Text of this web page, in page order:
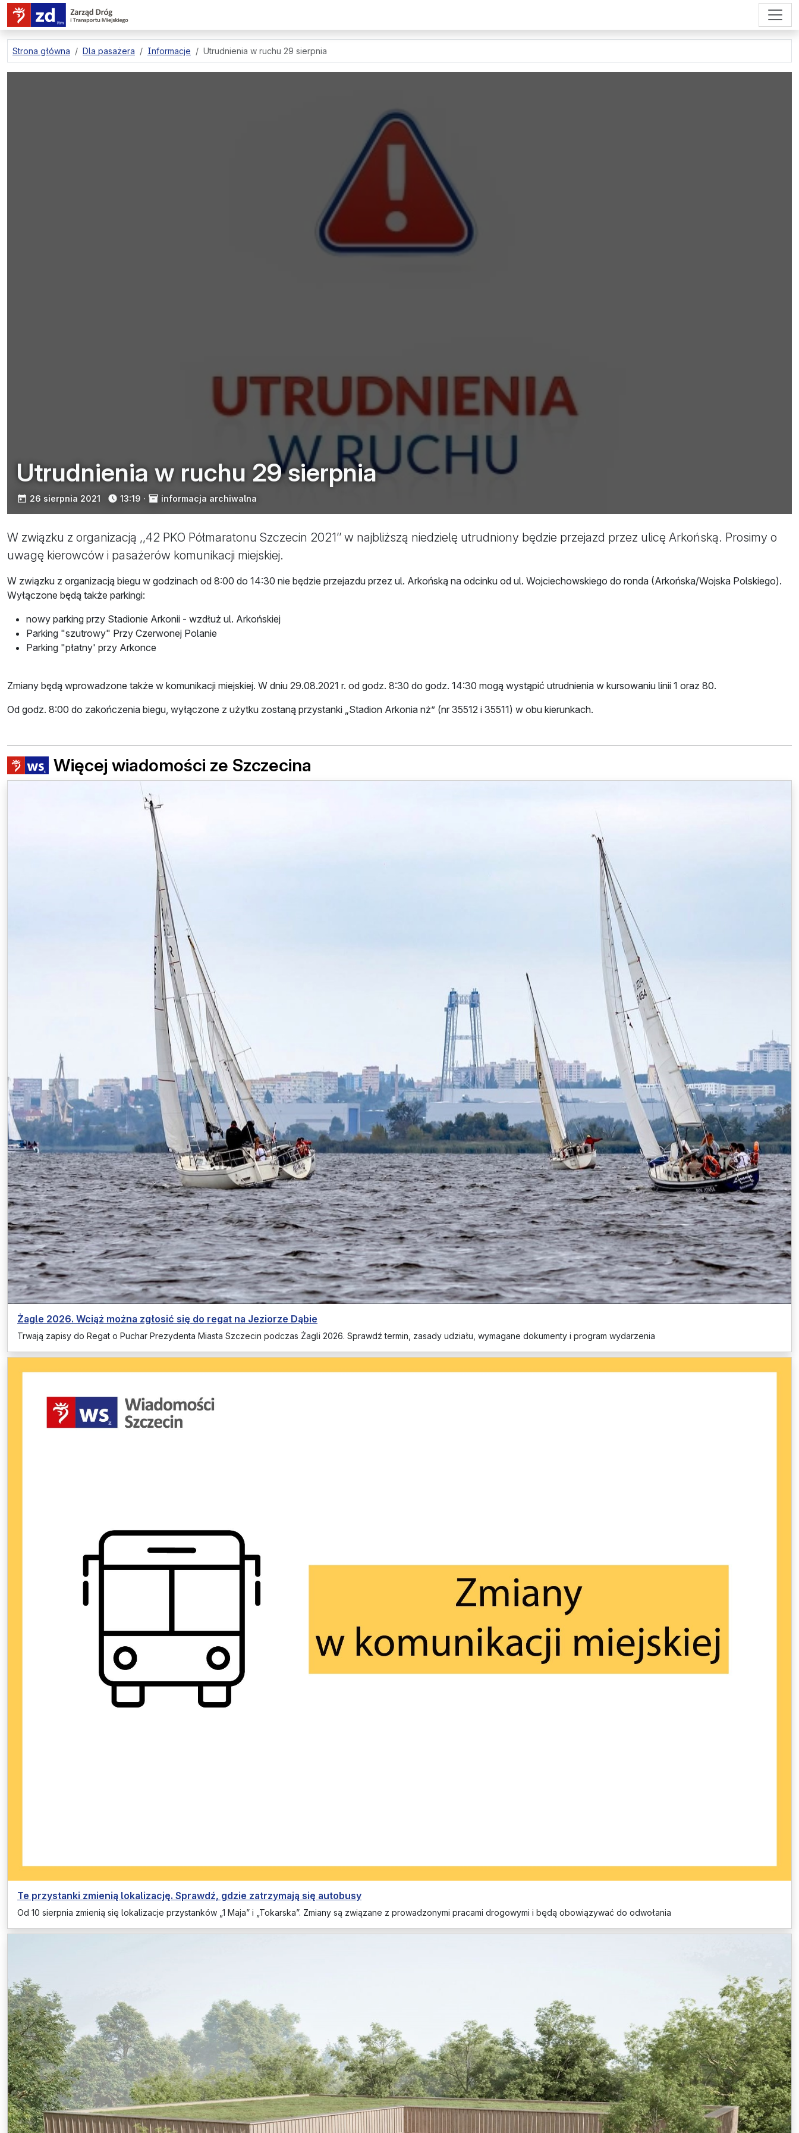
przejdź do treści strony
Strona główna Dla pasażera Informacje Utrudnienia w ruchu 29 sierpnia
Utrudnienia w ruchu 29 sierpnia
opublikowano:
26 sierpnia 2021 13:19 · informacja archiwalna
W związku z organizacją ,,42 PKO Półmaratonu Szczecin 2021’’ w najbliższą niedzielę utrudniony będzie przejazd przez ulicę Arkońską. Prosimy o
uwagę kierowców i pasażerów komunikacji miejskiej.
W związku z organizacją biegu w godzinach od 8:00 do 14:30 nie będzie przejazdu przez ul. Arkońską na odcinku od ul. Wojciechowskiego do ronda (Arkońska/Wojska Polskiego).
Wyłączone będą także parkingi:
nowy parking przy Stadionie Arkonii - wzdłuż ul. Arkońskiej
Parking "szutrowy" Przy Czerwonej Polanie
Parking "płatny' przy Arkonce
Zmiany będą wprowadzone także w komunikacji miejskiej. W dniu 29.08.2021 r. od godz. 8:30 do godz. 14:30 mogą wystąpić utrudnienia w kursowaniu linii 1 oraz 80.
Od godz. 8:00 do zakończenia biegu, wyłączone z użytku zostaną przystanki „Stadion Arkonia nż” (nr 35512 i 35511) w obu kierunkach.
Więcej wiadomości ze Szczecina
Żagle 2026. Wciąż można zgłosić się do regat na Jeziorze Dąbie
Trwają zapisy do Regat o Puchar Prezydenta Miasta Szczecin podczas Żagli 2026. Sprawdź termin, zasady udziału, wymagane dokumenty i program wydarzenia
Te przystanki zmienią lokalizację. Sprawdź, gdzie zatrzymają się autobusy
Od 10 sierpnia zmienią się lokalizacje przystanków „1 Maja” i „Tokarska”. Zmiany są związane z prowadzonymi pracami drogowymi i będą obowiązywać do odwołania